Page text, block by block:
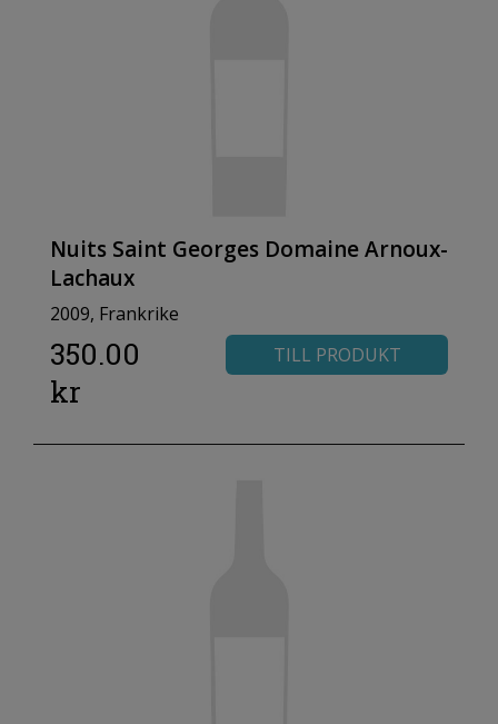
Nuits Saint Georges Domaine Arnoux-
Lachaux
2009, Frankrike
350.00
kr
TILL PRODUKT